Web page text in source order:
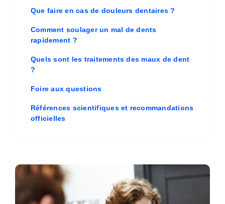
Que faire en cas de douleurs dentaires ?
Comment soulager un mal de dents
rapidement ?
Quels sont les traitements des maux de dent
?
Foire aux questions
Références scientifiques et recommandations
officielles